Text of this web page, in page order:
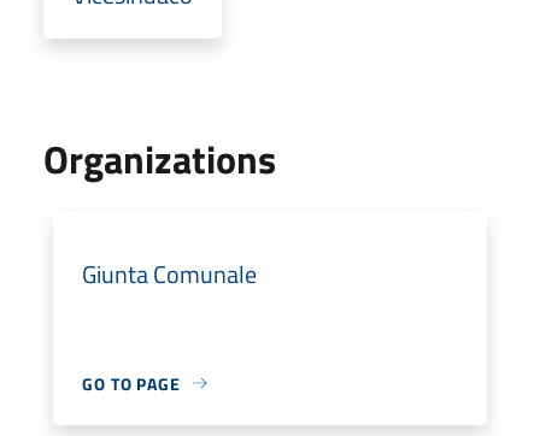
Organizations
Giunta Comunale
GO TO PAGE